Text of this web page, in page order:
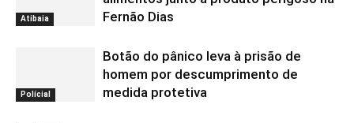
Atibaia
Fernão Dias
Polícial
Botão do pânico leva à prisão de
homem por descumprimento de
medida protetiva